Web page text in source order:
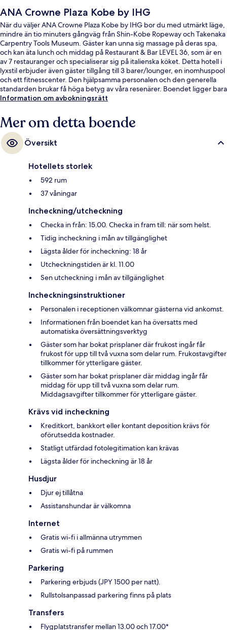
ANA Crowne Plaza Kobe by IHG
När du väljer ANA Crowne Plaza Kobe by IHG bor du med utmärkt läge,
mindre än tio minuters gångväg från Shin-Kobe Ropeway och Takenaka
Carpentry Tools Museum. Gäster kan unna sig massage på deras spa,
och kan äta lunch och middag på Restaurant & Bar LEVEL 36, som är en
av 7 restauranger och specialiserar sig på italienska köket. Detta hotell i
lyxstil erbjuder även gäster tillgång till 3 barer/lounger, en inomhuspool
och ett fitnesscenter. Den hjälpsamma personalen och den generella
standarden brukar få höga betyg av våra resenärer. Boendet ligger bara
en kort promenad från kollektivtrafik. Till Shinkobe station tar det inte
Information om avbokningsrätt
Mer om detta boende
Översikt
Hotellets storlek
592 rum
37 våningar
Incheckning/utcheckning
Checka in från: 15.00. Checka in fram till: när som helst.
Tidig incheckning i mån av tillgänglighet
Lägsta ålder för incheckning: 18 år
Utcheckningstiden är kl. 11.00
Sen utcheckning i mån av tillgänglighet
Incheckningsinstruktioner
Personalen i receptionen välkomnar gästerna vid ankomst.
Informationen från boendet kan ha översatts med
automatiska översättningsverktyg
Gäster som har bokat prisplaner där frukost ingår får
frukost för upp till två vuxna som delar rum. Frukostavgifter
tillkommer för ytterligare gäster.
Gäster som har bokat prisplaner där middag ingår får
middag för upp till två vuxna som delar rum.
Middagsavgifter tillkommer för ytterligare gäster.
Krävs vid incheckning
Kreditkort, bankkort eller kontant deposition krävs för
oförutsedda kostnader.
Statligt utfärdad fotolegitimation kan krävas
Lägsta ålder för incheckning är 18 år
Husdjur
Djur ej tillåtna
Assistanshundar är välkomna
Internet
Gratis wi-fi i allmänna utrymmen
Gratis wi-fi på rummen
Parkering
Parkering erbjuds (JPY 1500 per natt).
Rullstolsanpassad parkering finns på plats
Transfers
Flygplatstransfer mellan 13.00 och 17.00*